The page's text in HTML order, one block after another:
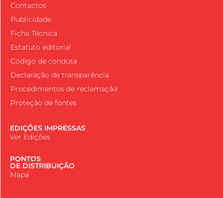
Contactos
Publicidade
Ficha Técnica
Estatuto editorial
Código de conduta
Declaração de transparência
Procedimentos de reclamação
Proteção de fontes
EDIÇÕES IMPRESSAS
Ver Edições
PONTOS
DE DISTRIBUIÇÃO
Mapa